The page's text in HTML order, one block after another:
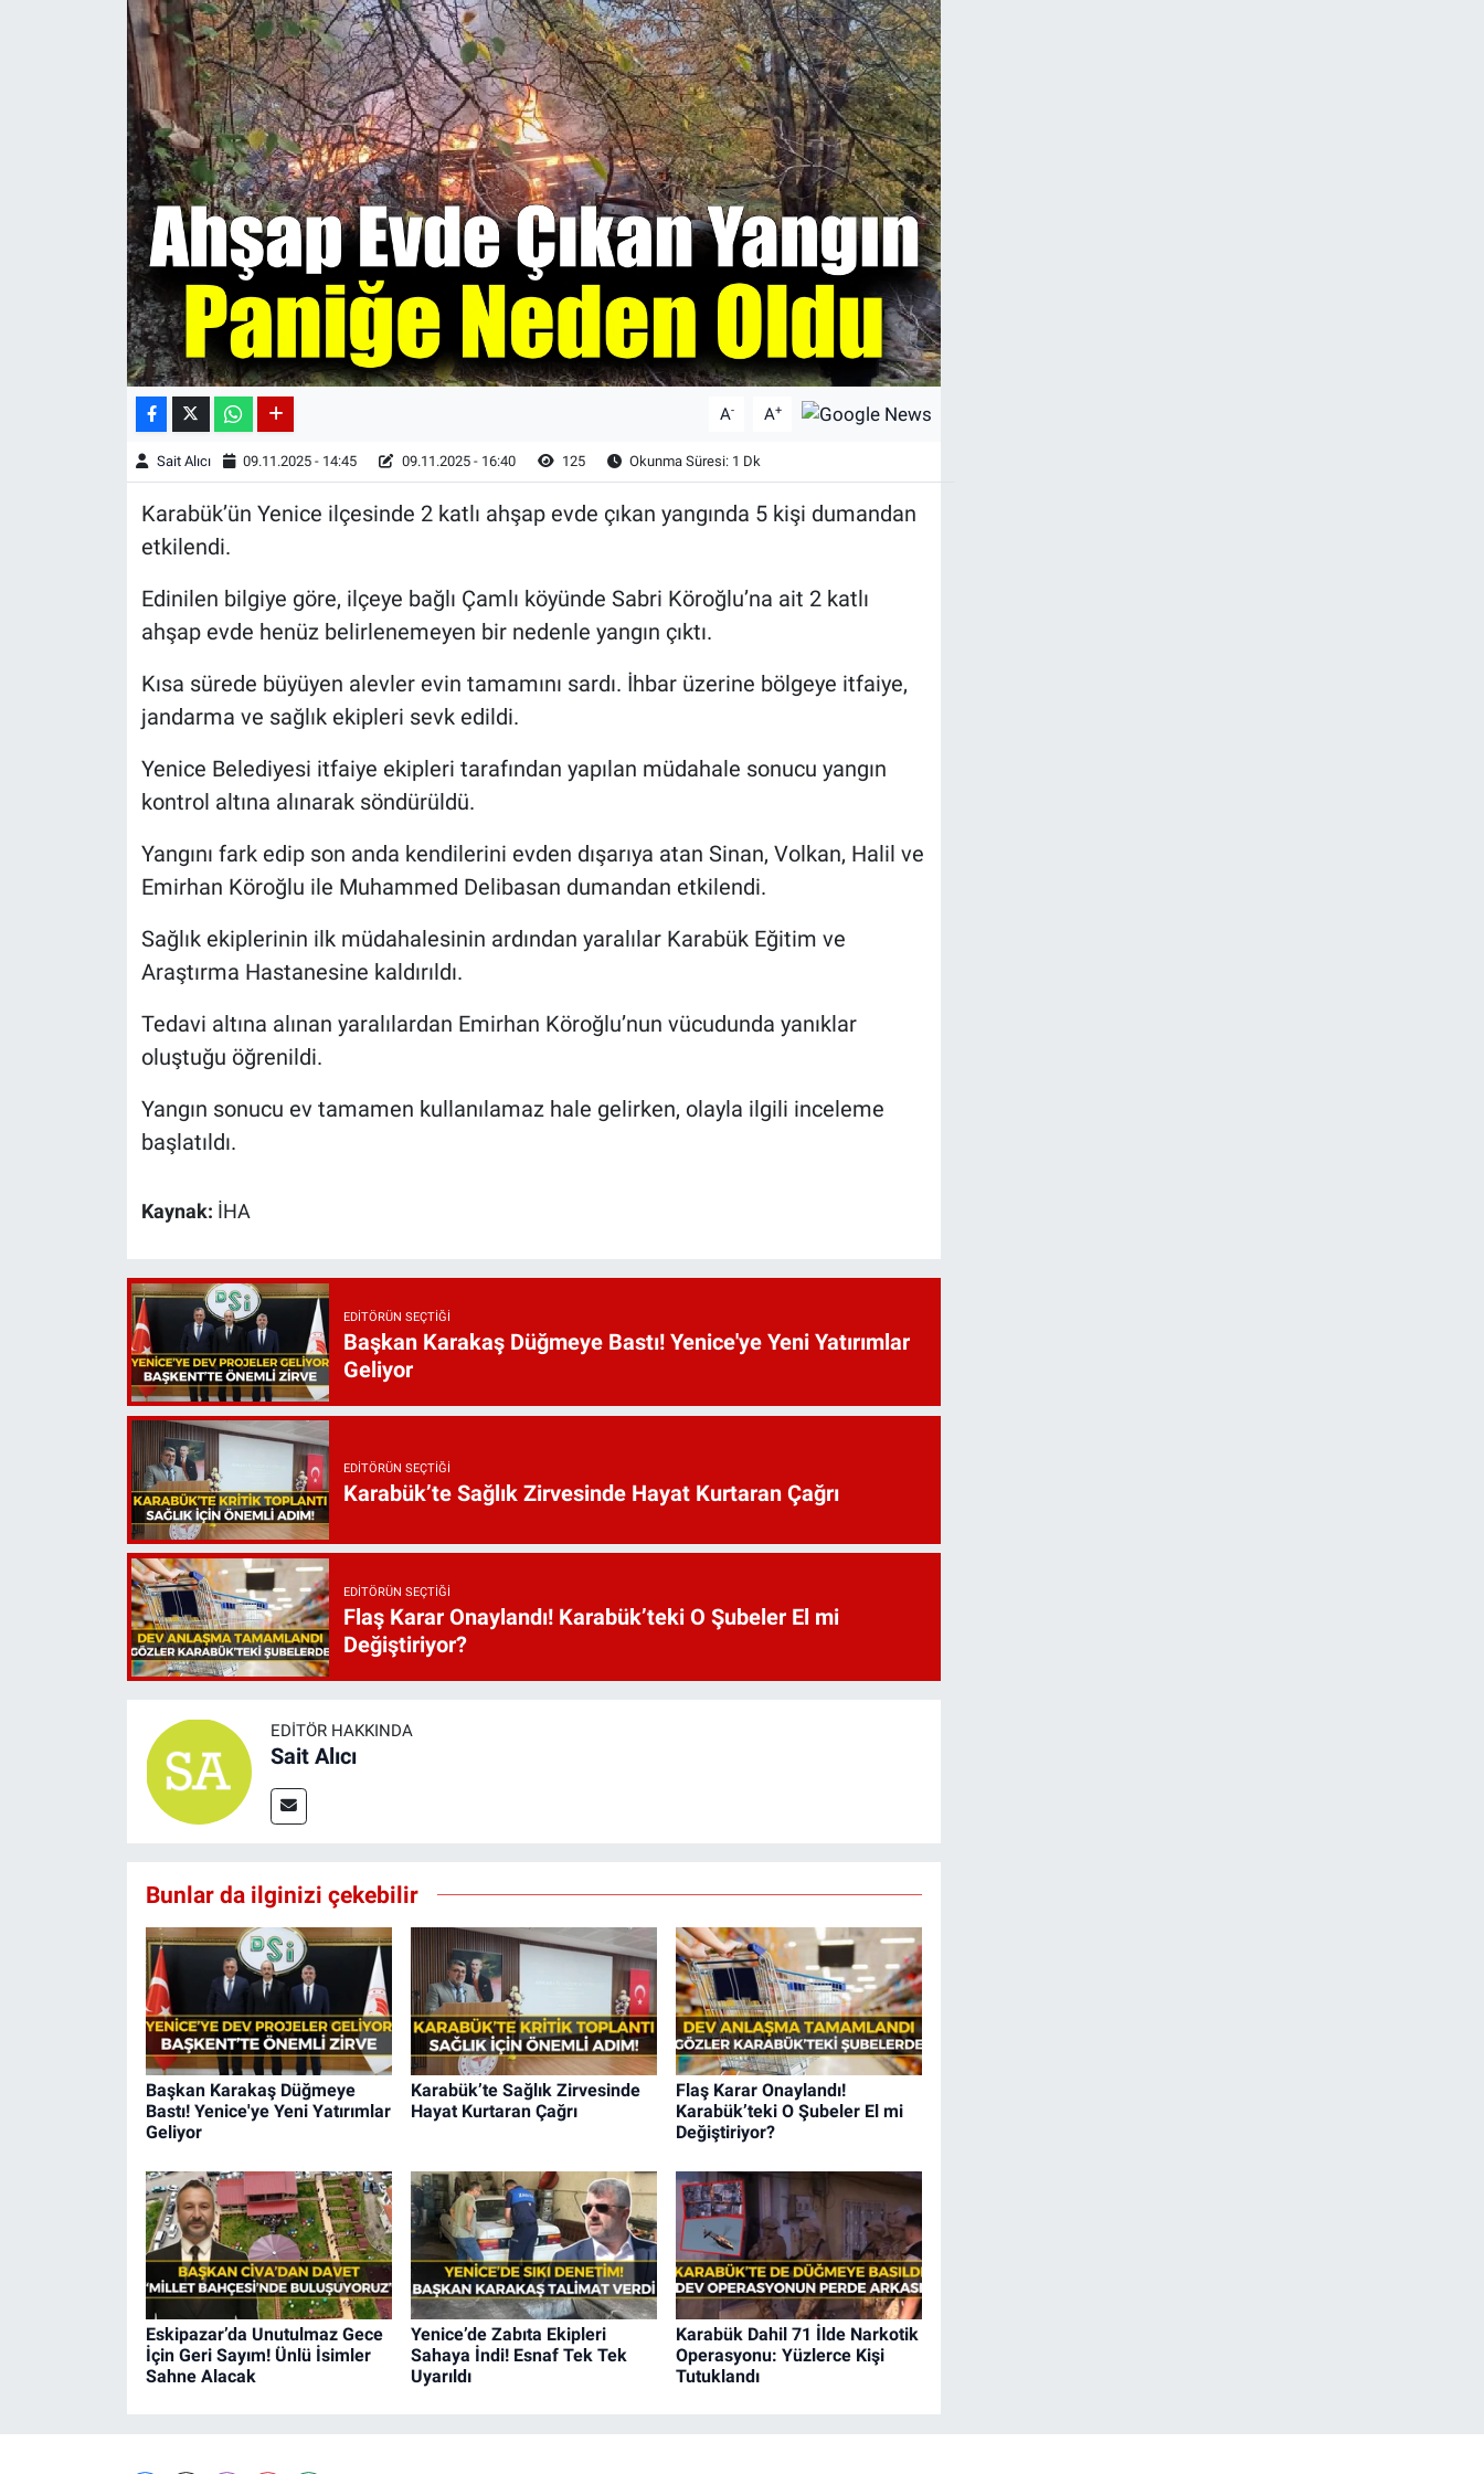
A- A+
Sait Alıcı 09.11.2025 - 14:45 09.11.2025 - 16:40 125 Okunma Süresi: 1 Dk
Karabük’ün Yenice ilçesinde 2 katlı ahşap evde çıkan yangında 5 kişi dumandan
etkilendi.
Edinilen bilgiye göre, ilçeye bağlı Çamlı köyünde Sabri Köroğlu’na ait 2 katlı
ahşap evde henüz belirlenemeyen bir nedenle yangın çıktı.
Kısa sürede büyüyen alevler evin tamamını sardı. İhbar üzerine bölgeye itfaiye,
jandarma ve sağlık ekipleri sevk edildi.
Yenice Belediyesi itfaiye ekipleri tarafından yapılan müdahale sonucu yangın
kontrol altına alınarak söndürüldü.
Yangını fark edip son anda kendilerini evden dışarıya atan Sinan, Volkan, Halil ve
Emirhan Köroğlu ile Muhammed Delibasan dumandan etkilendi.
Sağlık ekiplerinin ilk müdahalesinin ardından yaralılar Karabük Eğitim ve
Araştırma Hastanesine kaldırıldı.
Tedavi altına alınan yaralılardan Emirhan Köroğlu’nun vücudunda yanıklar
oluştuğu öğrenildi.
Yangın sonucu ev tamamen kullanılamaz hale gelirken, olayla ilgili inceleme
başlatıldı.
Kaynak: İHA
EDITÖRÜN SEÇTIĞI
Başkan Karakaş Düğmeye Bastı! Yenice'ye Yeni Yatırımlar
Geliyor
EDITÖRÜN SEÇTIĞI
Karabük’te Sağlık Zirvesinde Hayat Kurtaran Çağrı
EDITÖRÜN SEÇTIĞI
Flaş Karar Onaylandı! Karabük’teki O Şubeler El mi
Değiştiriyor?
EDITÖR HAKKINDA
Sait Alıcı
Bunlar da ilginizi çekebilir
Başkan Karakaş Düğmeye
Bastı! Yenice'ye Yeni Yatırımlar
Geliyor
Karabük’te Sağlık Zirvesinde
Hayat Kurtaran Çağrı
Flaş Karar Onaylandı!
Karabük’teki O Şubeler El mi
Değiştiriyor?
Eskipazar’da Unutulmaz Gece
İçin Geri Sayım! Ünlü İsimler
Sahne Alacak
Yenice’de Zabıta Ekipleri
Sahaya İndi! Esnaf Tek Tek
Uyarıldı
Karabük Dahil 71 İlde Narkotik
Operasyonu: Yüzlerce Kişi
Tutuklandı